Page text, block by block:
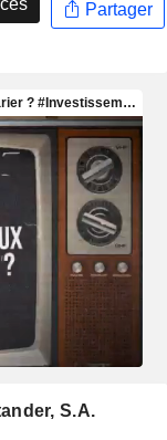
Partager
S.A.